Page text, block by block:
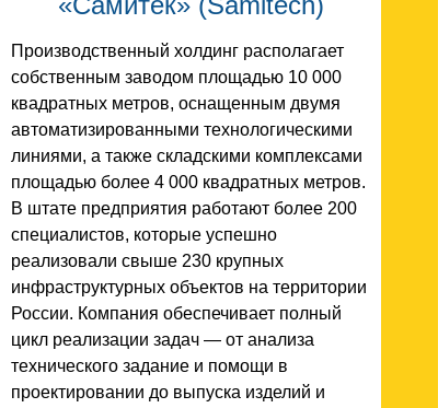
Производственный холдинг располагает
собственным заводом площадью 10 000
квадратных метров, оснащенным двумя
автоматизированными технологическими
линиями, а также складскими комплексами
площадью более 4 000 квадратных метров.
В штате предприятия работают более 200
специалистов, которые успешно
реализовали свыше 230 крупных
инфраструктурных объектов на территории
России. Компания обеспечивает полный
цикл реализации задач — от анализа
технического задание и помощи в
проектировании до выпуска изделий и